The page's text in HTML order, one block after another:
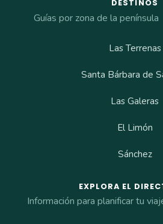
DESTINOS
Guías por zona de la península
Las Terrenas
Santa Bárbara de
Las Galeras
El Limón
Sánchez
EXPLORA EL
Información para planificar tu